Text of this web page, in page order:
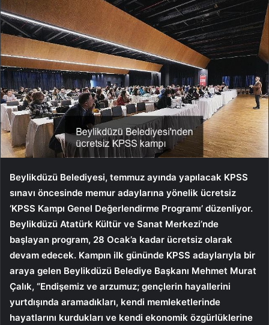
Beylikdüzü Belediyesi, temmuz ayında yapılacak KPSS
sınavı öncesinde memur adaylarına yönelik ücretsiz
‘KPSS Kampı Genel Değerlendirme Programı’ düzenliyor.
Beylikdüzü Atatürk Kültür ve Sanat Merkezi’nde
başlayan program, 28 Ocak’a kadar ücretsiz olarak
devam edecek. Kampın ilk gününde KPSS adaylarıyla bir
araya gelen Beylikdüzü Belediye Başkanı Mehmet Murat
Çalık, “Endişemiz ve arzumuz; gençlerin hayallerini
yurtdışında aramadıkları, kendi memleketlerinde
hayatlarını kurdukları ve kendi ekonomik özgürlüklerine